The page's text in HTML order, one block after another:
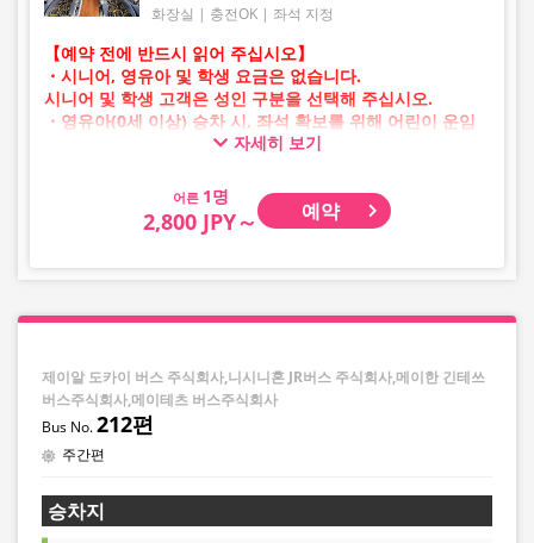
화장실 충전OK 좌석 지정
【예약 전에 반드시 읽어 주십시오】
・시니어, 영유아 및 학생 요금은 없습니다.
시니어 및 학생 고객은 성인 구분을 선택해 주십시오.
・영유아(0세 이상) 승차 시, 좌석 확보를 위해 어린이 운임
・AM 1시~5시 사이에는 시스템 점검으로 인해 예약이 불가
매 가격을 확인한 후 예약해 주십시오.
자세히 보기
어른
2,800 JPY～ 예약
제이알 도카이 버스 주식회사,니시니혼 JR버스 주식회사,메이한 긴테쓰
버스주식회사,메이테츠 버스주식회사
212편
주간편
승차지